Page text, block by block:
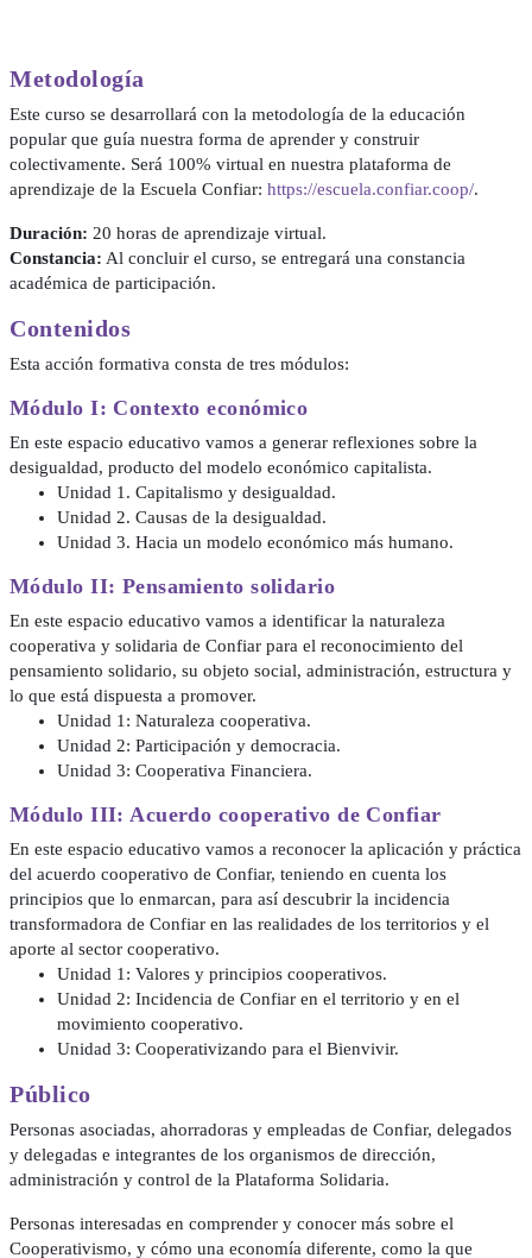
Metodología
Este curso se desarrollará con la metodología de la educación
popular que guía nuestra forma de aprender y construir
colectivamente. Será 100% virtual en nuestra plataforma de
aprendizaje de la Escuela Confiar: https://escuela.confiar.coop/.
Duración: 20 horas de aprendizaje virtual.
Constancia: Al concluir el curso, se entregará una constancia
académica de participación.
Contenidos
Esta acción formativa consta de tres módulos:
Módulo I: Contexto económico
En este espacio educativo vamos a generar reflexiones sobre la
desigualdad, producto del modelo económico capitalista.
Unidad 1. Capitalismo y desigualdad.
Unidad 2. Causas de la desigualdad.
Unidad 3. Hacia un modelo económico más humano.
Módulo II: Pensamiento solidario
En este espacio educativo vamos a identificar la naturaleza
cooperativa y solidaria de Confiar para el reconocimiento del
pensamiento solidario, su objeto social, administración, estructura y
lo que está dispuesta a promover.
Unidad 1: Naturaleza cooperativa.
Unidad 2: Participación y democracia.
Unidad 3: Cooperativa Financiera.
Módulo III: Acuerdo cooperativo de Confiar
En este espacio educativo vamos a reconocer la aplicación y práctica
del acuerdo cooperativo de Confiar, teniendo en cuenta los
principios que lo enmarcan, para así descubrir la incidencia
transformadora de Confiar en las realidades de los territorios y el
aporte al sector cooperativo.
Unidad 1: Valores y principios cooperativos.
Unidad 2: Incidencia de Confiar en el territorio y en el
movimiento cooperativo.
Unidad 3: Cooperativizando para el Bienvivir.
Público
Personas asociadas, ahorradoras y empleadas de Confiar, delegados
y delegadas e integrantes de los organismos de dirección,
administración y control de la Plataforma Solidaria.
Personas interesadas en comprender y conocer más sobre el
Cooperativismo, y cómo una economía diferente, como la que